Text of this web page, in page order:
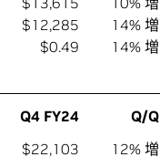
$12,285 14% 増
$0.49 14% 増
Q4 FY24 Q/Q
$22,103 12% 増